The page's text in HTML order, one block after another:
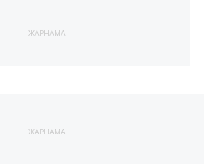
ЖАРНАМА
ЖАРНАМА